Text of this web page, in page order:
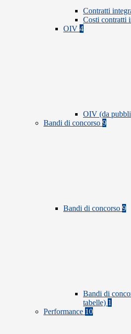
Contratti
Costi contratti
OIV 4
OIV (da
Bandi di concorso 9
Bandi di concorso 9
Bandi di
tabelle) 1
Performance 10